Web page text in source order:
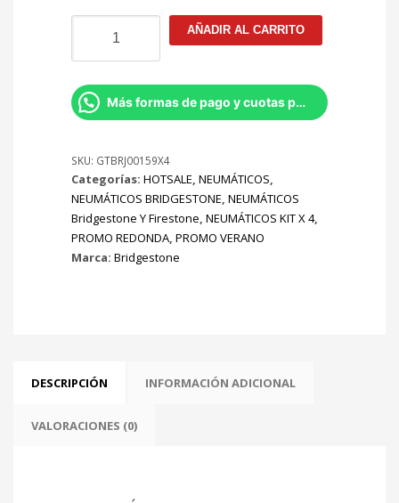
era:
$1.877.736.
precio
actual
es:
Bridgestone
Alenza
100H
H/L
33
X4
cantidad
AÑADIR AL CARRITO
Más formas de pago y cuotas por Whatsapp
SKU: GTBRJ00159X4
Categorías: HOTSALE, NEUMÁTICOS,
NEUMÁTICOS BRIDGESTONE, NEUMÁTICOS
Bridgestone Y Firestone, NEUMÁTICOS KIT X 4,
PROMO REDONDA, PROMO VERANO
Marca: Bridgestone
DESCRIPCIÓN INFORMACIÓN ADICIONAL
VALORACIONES (0)